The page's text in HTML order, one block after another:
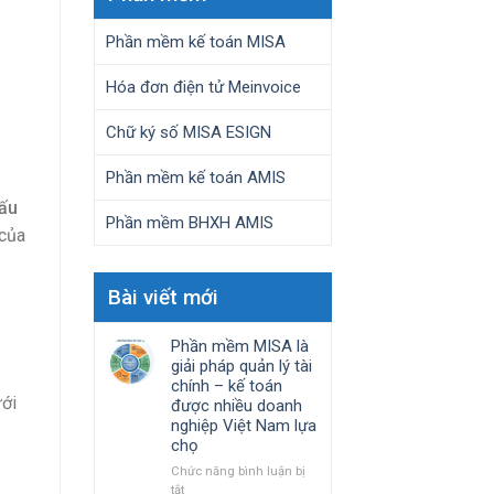
Phần mềm kế toán MISA
Hóa đơn điện tử Meinvoice
Chữ ký số MISA ESIGN
Phần mềm kế toán AMIS
Phần mềm BHXH AMIS
Bài viết mới
Phần mềm MISA là
giải pháp quản lý tài
chính – kế toán
được nhiều doanh
nghiệp Việt Nam lựa
chọ
Chức năng bình luận bị
tắtở